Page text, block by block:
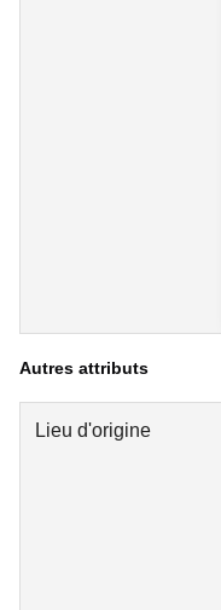
Autres attributs
Lieu d'origine